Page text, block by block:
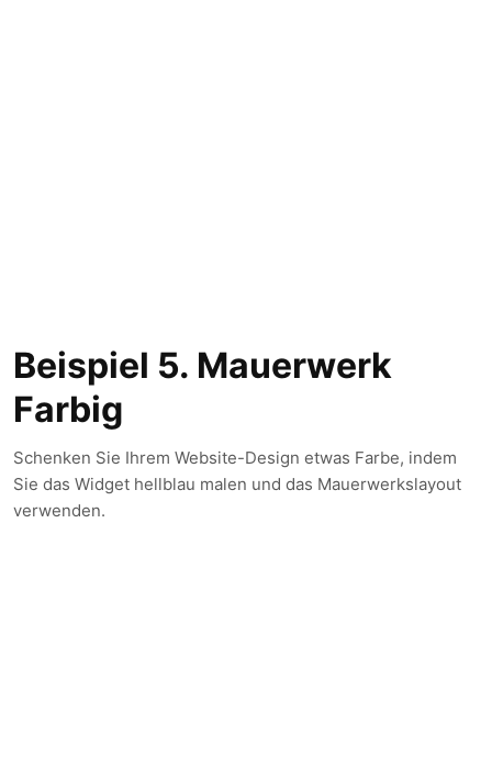
Beispiel 5. Mauerwerk
Farbig
Schenken Sie Ihrem Website-Design etwas Farbe, indem
Sie das Widget hellblau malen und das Mauerwerkslayout
verwenden.